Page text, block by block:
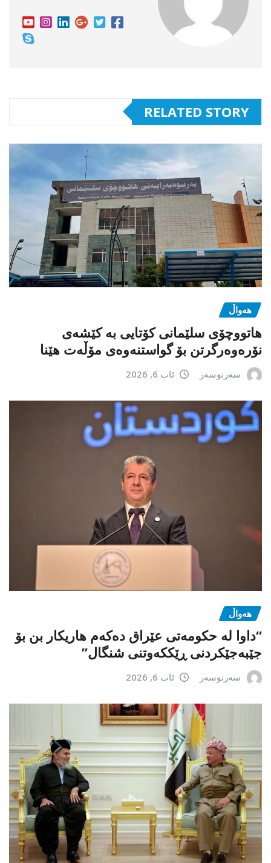
RELATED STORY
هەواڵ
هاتووچۆی سلێمانی کۆتایی بە کێشەی
نۆرەوەرگرتن بۆ گواستنەوەی مۆڵەت هێنا
سەرنوسەر ئاب 6, 2026
هەواڵ
“داوا لە حكومەتی عێراق دەكەم هاریكار بن بۆ
جێبەجێكردنی ڕێككەوتنی شنگال”
سەرنوسەر ئاب 6, 2026